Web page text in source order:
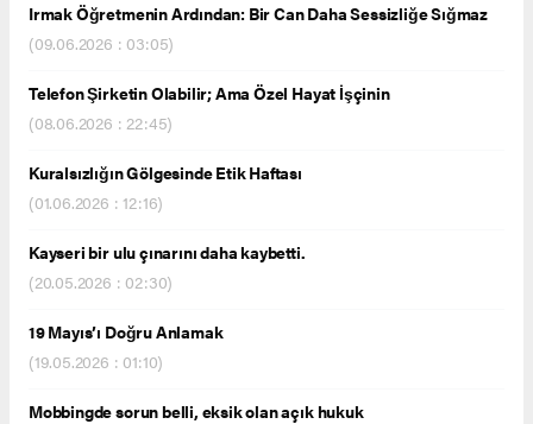
Irmak Öğretmenin Ardından: Bir Can Daha Sessizliğe Sığmaz
(09.06.2026 : 03:05)
Telefon Şirketin Olabilir; Ama Özel Hayat İşçinin
(08.06.2026 : 22:45)
Kuralsızlığın Gölgesinde Etik Haftası
(01.06.2026 : 12:16)
Kayseri bir ulu çınarını daha kaybetti.
(20.05.2026 : 02:30)
19 Mayıs’ı Doğru Anlamak
(19.05.2026 : 01:10)
Mobbingde sorun belli, eksik olan açık hukuk